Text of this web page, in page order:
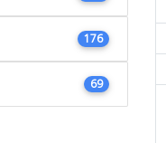
176
69